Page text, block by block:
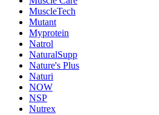
MuscleTech
Mutant
Myprotein
Natrol
NaturalSupp
Nature's Plus
Naturi
NOW
NSP
Nutrex